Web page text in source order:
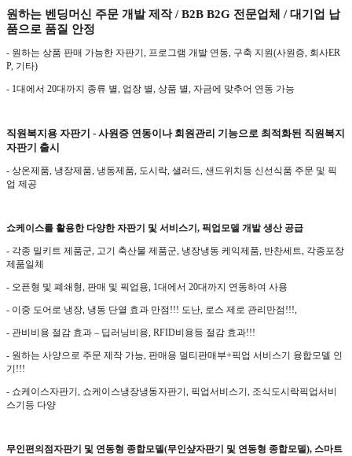
원하는 벤딩머신 주문 개발 제작/ B2B B2G 전문업체 /대기업 납
품으로 품질 안정
- 원하는 상품 판매 가능한 자판기 , 프로그램 개발 연동, 구축 지원(사원증, 회사ER
P, 기타)
- 1대에서 20대까지 종류 별, 업장 별, 상품 별, 자금에 맞추어 연동 가능
직원복지용 자판기 - 사원증 연동이나 회원관리 기능으로 최적화된 직원복지
자판기 출시
- 상온제품, 냉장제품, 냉동제품, 도시락, 샐러드, 샌드위치등 신선식품 주문 및 픽
업 제공
쇼케이스를 활용한 다양한 자판기 및 서비스기 , 픽업모델 개발 생산 공급
- 각종 밀키트 제품군, 고기 축산물 제품군, 냉장냉동 케익제품, 반찬세트, 각종포장
제품일체
- 오픈형 및 폐쇄형, 판매 및 픽업용, 1대에서 20대까지 연동하여 사용
- 이중 도어로 냉장, 냉동 단열 효과 만점 !!! 도난, 로스 제로 관리만점 !!!,
- 관비비용 절감 효과 – 딥러닝비용, RFID비용등 절감 효과!!!
- 원하는 사양으로 주문 제작 가능, 판매용 멀티판매부+픽업 서비스기 융합모델 인
기 !!!
- 쇼케이스자판기 , 쇼케이스냉장냉동자판기 , 픽업서비스기 , 조식도시락픽업서비
스기등 다양
무인편의점자판기 및 연동형 종합모델(무인샾자판기 및 연동형 종합모델), 스마트